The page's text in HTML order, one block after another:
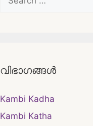
for:
വിഭാഗങ്ങൾ
Kambi Kadha
Kambi Katha